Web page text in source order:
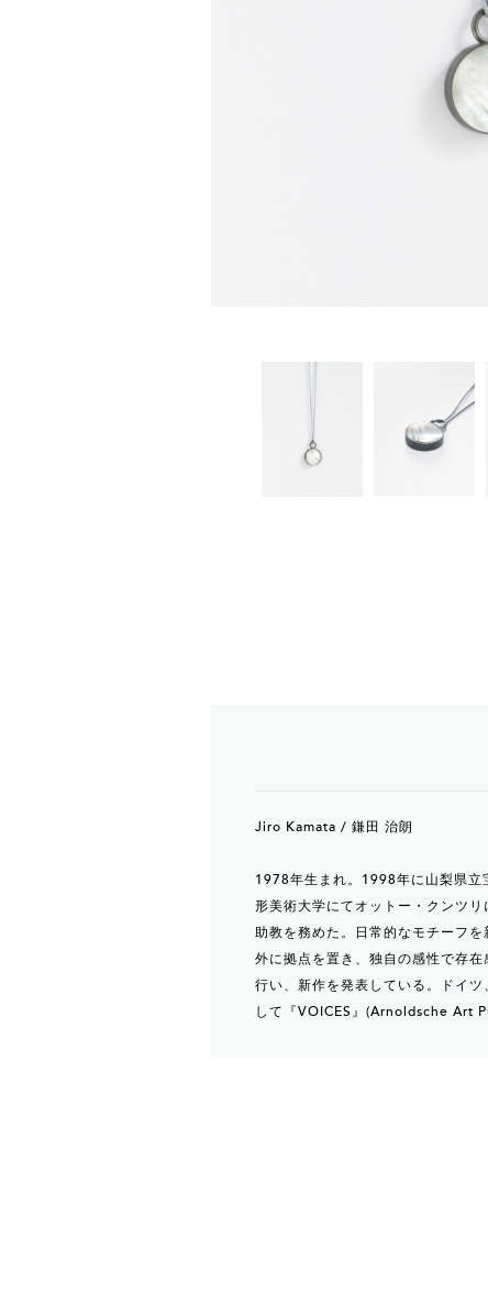
Jiro Kamata / 鎌田 治朗
1978年生まれ。1998年に山梨県立
形美術大学にてオットー・クンツ
助教を務めた。日常的なモチーフ
外に拠点を置き、独自の感性で存
行い、新作を発表している。ドイ
して『VOICES』(Arnoldsche Art